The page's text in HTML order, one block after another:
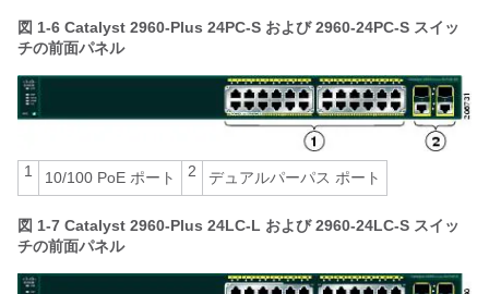
図 1-6 Catalyst 2960-Plus 24PC-S および 2960-24PC-S スイッ
チの前面パネル
1 10/100 PoE ポート 2 デュアルパーパス ポート
図 1-7 Catalyst 2960-Plus 24LC-L および 2960-24LC-S スイッ
チの前面パネル